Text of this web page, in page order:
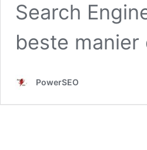
Search
beste
PowerSEO